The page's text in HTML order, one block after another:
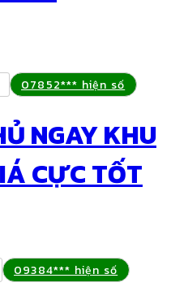
07852*** hiện số
NGAY KHU
CỰC TỐT
09384*** hiện số